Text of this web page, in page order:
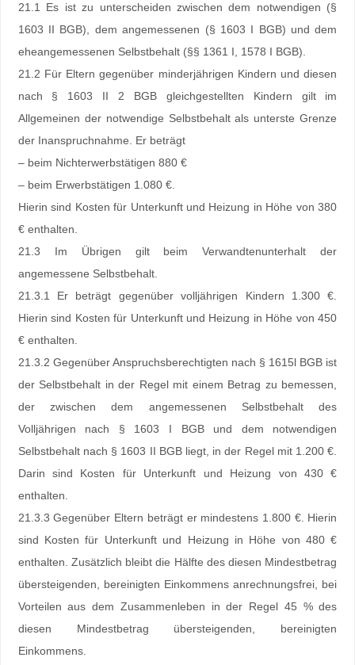
21.1 Es ist zu unterscheiden zwischen dem notwendigen (§
1603 II BGB), dem angemessenen (§ 1603 I BGB) und dem
eheangemessenen Selbstbehalt (§§ 1361 I, 1578 I BGB).
21.2 Für Eltern gegenüber minderjährigen Kindern und diesen
nach § 1603 II 2 BGB gleichgestellten Kindern gilt im
Allgemeinen der notwendige Selbstbehalt als unterste Grenze
der Inanspruchnahme. Er beträgt
– beim Nichterwerbstätigen 880 €
– beim Erwerbstätigen 1.080 €.
Hierin sind Kosten für Unterkunft und Heizung in Höhe von 380
€ enthalten.
21.3 Im Übrigen gilt beim Verwandtenunterhalt der
angemessene Selbstbehalt.
21.3.1 Er beträgt gegenüber volljährigen Kindern 1.300 €.
Hierin sind Kosten für Unterkunft und Heizung in Höhe von 450
€ enthalten.
21.3.2 Gegenüber Anspruchsberechtigten nach § 1615l BGB ist
der Selbstbehalt in der Regel mit einem Betrag zu bemessen,
der zwischen dem angemessenen Selbstbehalt des
Volljährigen nach § 1603 I BGB und dem notwendigen
Selbstbehalt nach § 1603 II BGB liegt, in der Regel mit 1.200 €.
Darin sind Kosten für Unterkunft und Heizung von 430 €
enthalten.
21.3.3 Gegenüber Eltern beträgt er mindestens 1.800 €. Hierin
sind Kosten für Unterkunft und Heizung in Höhe von 480 €
enthalten. Zusätzlich bleibt die Hälfte des diesen Mindestbetrag
übersteigenden, bereinigten Einkommens anrechnungsfrei, bei
Vorteilen aus dem Zusammenleben in der Regel 45 % des
diesen Mindestbetrag übersteigenden, bereinigten
Einkommens.